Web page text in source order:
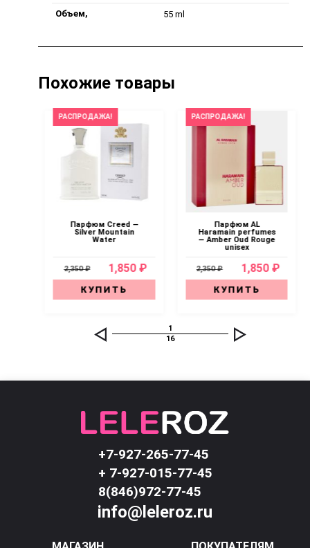
Объем,
55 ml
Похожие товары
РАСПРОДАЖА!
Парфюм Creed —
Silver Mountain
Water
2,350 ₽ 1,850 ₽
КУПИТЬ
РАСПРОДАЖА!
Парфюм AL
Haramain perfumes
— Amber Oud Rouge
unisex
2,350 ₽ 1,850 ₽
КУПИТЬ
1
16
+7-927-265-77-45
+ 7-927-015-77-45
8(846)972-77-45
info@leleroz.ru